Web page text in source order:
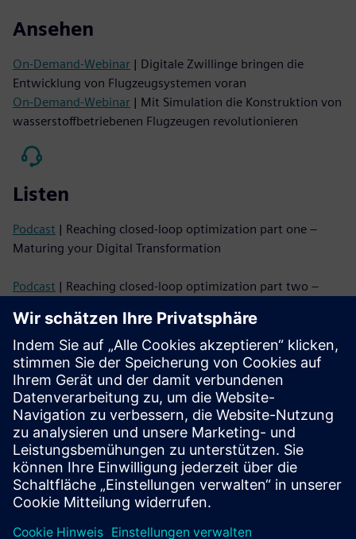
Ansehen
On-Demand-Webinar | Digitale Zwillinge bringen die
Entwicklung von Flugzeugsystemen voran
On-Demand-Webinar | Mit Simulation die Konstruktion von
wasserstoffbetriebenen Flugzeugen revolutionieren
Listen
Podcast | Reaching closed-loop optimization part one –
Maturing your Digital Transformation
Podcast | Reaching closed-loop optimization part two –
Read
White paper| Using simulation and test to support the
development of climate-neutral aircraft
White paper| Designing the next generation of aircraft